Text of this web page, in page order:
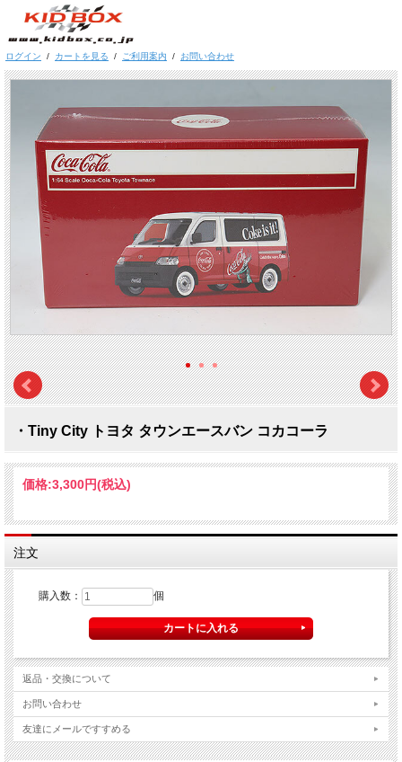
ログイン / カートを見る / ご利用案内 / お問い合わせ
・Tiny City トヨタ タウンエースバン コカコーラ
価格:3,300円(税込)
注文
購入数： 個
返品・交換について
お問い合わせ
友達にメールですすめる